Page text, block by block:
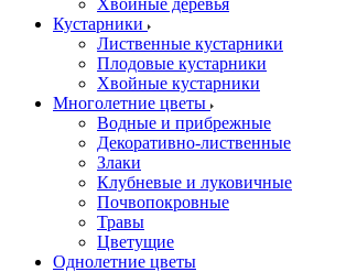
Хвойные деревья
Кустарники
Лиственные кустарники
Плодовые кустарники
Хвойные кустарники
Многолетние цветы
Водные и прибрежные
Декоративно-лиственные
Злаки
Клубневые и луковичные
Почвопокровные
Травы
Цветущие
Однолетние цветы